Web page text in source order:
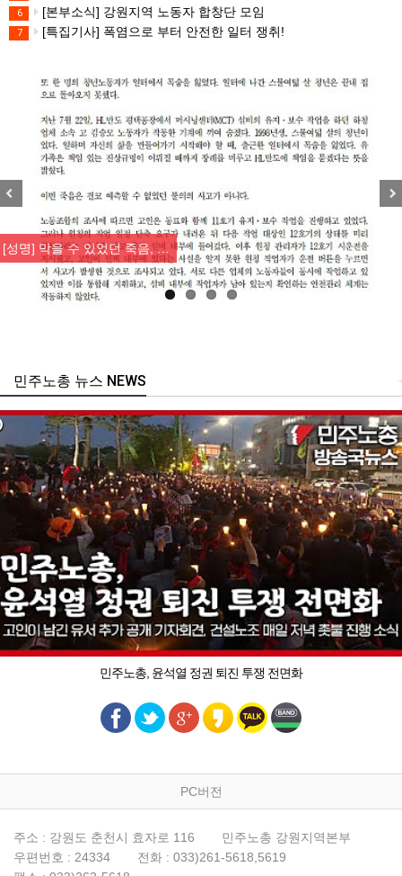
6 [본부소식] 강원지역 노동자 합창단 모임
7 [특집기사] 폭염으로 부터 안전한 일터 쟁취!
[성명] 막을 수 있었던 죽음, …
주노총 뉴스 NEWS
민주노총, 윤석열 정권 퇴진 투쟁 전면화
PC버전
주소 : 강원도 춘천시 효자로 116
민주노총 강원지역본부
우편번호 : 24334
전화 : 033)261-5618,5619